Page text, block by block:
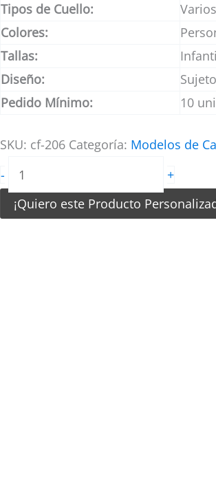
Tipos de Cuello:
Varios
Colores:
Tallas:
Diseño:
Pedido Mínimo:
10
SKU: cf-206 Categoría: Modelos de
-
Camiseta
de
Fútbol
+
¡Quiero este Producto